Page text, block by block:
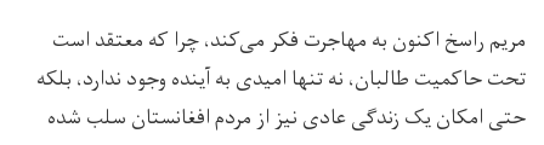
مریم راسخ اکنون به مهاجرت فکر می‌کند، چرا که معتقد است
تحت حاکمیت طالبان، نه تنها امیدی به آینده وجود ندارد، بلکه
حتی امکان یک زندگی عادی نیز از مردم افغانستان سلب شده